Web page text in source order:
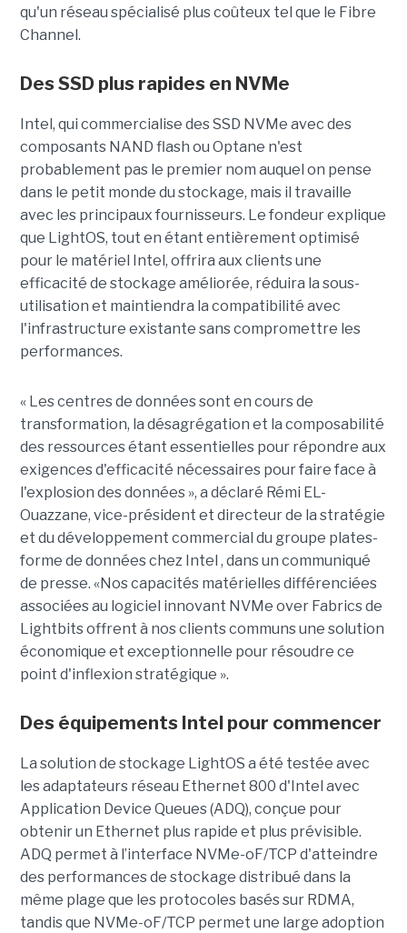
qu'un réseau spécialisé plus coûteux tel que le Fibre
Channel.
Des SSD plus rapides en NVMe
Intel, qui commercialise des SSD NVMe avec des
composants NAND flash ou Optane n'est
probablement pas le premier nom auquel on pense
dans le petit monde du stockage, mais il travaille
avec les principaux fournisseurs. Le fondeur explique
que LightOS, tout en étant entièrement optimisé
pour le matériel Intel, offrira aux clients une
efficacité de stockage améliorée, réduira la sous-
utilisation et maintiendra la compatibilité avec
l'infrastructure existante sans compromettre les
performances.
« Les centres de données sont en cours de
transformation, la désagrégation et la composabilité
des ressources étant essentielles pour répondre aux
exigences d'efficacité nécessaires pour faire face à
l'explosion des données », a déclaré Rémi EL-
Ouazzane, vice-président et directeur de la stratégie
et du développement commercial du groupe plates-
forme de données chez Intel , dans un communiqué
de presse. «Nos capacités matérielles différenciées
associées au logiciel innovant NVMe over Fabrics de
Lightbits offrent à nos clients communs une solution
économique et exceptionnelle pour résoudre ce
point d'inflexion stratégique ».
Des équipements Intel pour commencer
La solution de stockage LightOS a été testée avec
les adaptateurs réseau Ethernet 800 d'Intel avec
Application Device Queues (ADQ), conçue pour
obtenir un Ethernet plus rapide et plus prévisible.
ADQ permet à l’interface NVMe-oF/TCP d'atteindre
des performances de stockage distribué dans la
même plage que les protocoles basés sur RDMA,
tandis que NVMe-oF/TCP permet une large adoption